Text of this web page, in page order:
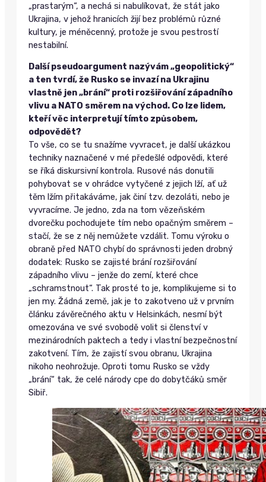
„prastarým“, a nechá si nabulíkovat, že stát jako
Ukrajina, v jehož hranicích žijí bez problémů různé
kultury, je méněcenný, protože je svou pestrostí
nestabilní.
Další pseudoargument nazývám „geopolitický“
a ten tvrdí, že Rusko se invazí na Ukrajinu
vlastně jen „brání“ proti rozšiřování západního
vlivu a NATO směrem na východ. Co lze lidem,
kteří věc interpretují tímto způsobem,
odpovědět?
To vše, co se tu snažíme vyvracet, je další ukázkou
techniky naznačené v mé předešlé odpovědi, které
se říká diskursivní kontrola. Rusové nás donutili
pohybovat se v ohrádce vytyčené z jejich lží, ať už
těm lžím přitakáváme, jak činí tzv. dezoláti, nebo je
vyvracíme. Je jedno, zda na tom vězeňském
dvorečku pochodujete tím nebo opačným směrem –
stačí, že se z něj nemůžete vzdálit. Tomu výroku o
obraně před NATO chybí do správnosti jeden drobný
dodatek: Rusko se zajisté brání rozšiřování
západního vlivu – jenže do zemí, které chce
„schramstnout“. Tak prosté to je, komplikujeme si to
jen my. Žádná země, jak je to zakotveno už v prvním
článku závěrečného aktu v Helsinkách, nesmí být
omezována ve své svobodě volit si členství v
mezinárodních paktech a tedy i vlastní bezpečnostní
zakotvení. Tím, že zajistí svou obranu, Ukrajina
nikoho neohrožuje. Oproti tomu Rusko se vždy
„brání“ tak, že celé národy cpe do dobytčáků směr
Sibiř.